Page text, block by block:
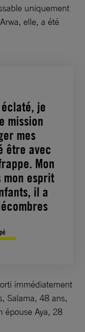
uniquement
elle, a été
je
mission
mes
être avec
Mon
mon esprit
il a
immédiatement
Salama, 48 ans,
épouse Aya, 28